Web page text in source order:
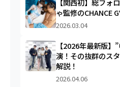
【関西初】総フォ
ゃ監修のCHANCE
2026.03.04
【2026年最新版】
演！その抜群のス
解説！
2026.04.06